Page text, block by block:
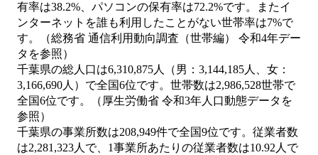
有率は38.2%、パソコンの保有率は72.2%です。またイ
ンターネットを誰も利用したことがない世帯率は7%で
す。（総務省 通信利用動向調査（世帯編） 令和4年デー
タを参照）
千葉県の総人口は6,310,875人（男：3,144,185人、女：
3,166,690人）で全国6位です。世帯数は2,986,528世帯で
全国6位です。（厚生労働省 令和3年人口動態データを
参照）
千葉県の事業所数は208,949件で全国9位です。従業者数
は2,281,323人で、1事業所あたりの従業者数は10.92人で